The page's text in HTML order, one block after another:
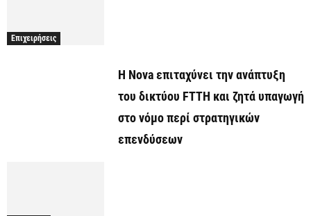
Επιχειρήσεις
H Nova επιταχύνει την ανάπτυξη
του δικτύου FTTH και ζητά υπαγωγή
στο νόμο περί στρατηγικών
επενδύσεων